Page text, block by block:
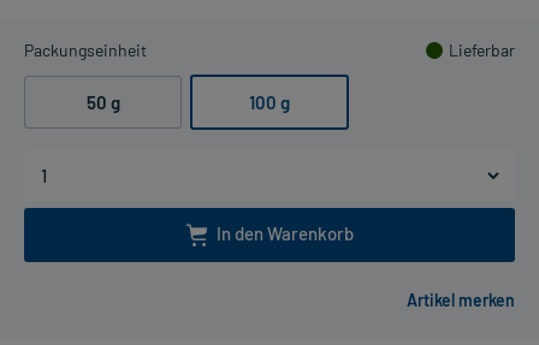
Packungseinheit Lieferbar
50 g 100 g
In den Warenkorb